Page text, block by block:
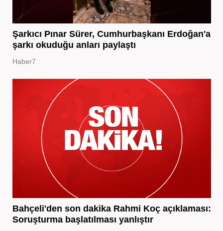
Şarkıcı Pınar Sürer, Cumhurbaşkanı Erdoğan'a
şarkı okuduğu anları paylaştı
Haber7
Bahçeli'den son dakika Rahmi Koç açıklaması:
Soruşturma başlatılması yanlıştır